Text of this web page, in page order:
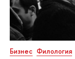
Бизнес Филология